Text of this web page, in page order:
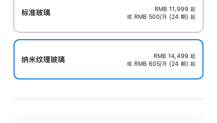
标准玻璃 RMB 11,999 起
或 RMB 500/月 (24 期) 起
纳米纹理玻璃 RMB 14,499 起
或 RMB 605/月 (24 期) 起